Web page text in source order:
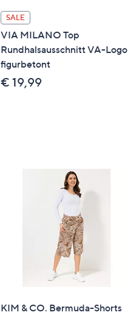
SALE
VIA MILANO Top
Rundhalsausschnitt VA-Logo
figurbetont
€ 19,99
KIM & CO. Bermuda-Shorts